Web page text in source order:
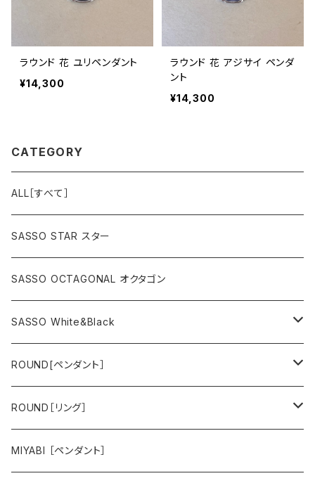
ラウンド 花 ユリペンダント
¥14,300
ラウンド 花 アジサイ ペンダ
ント
¥14,300
CATEGORY
ALL［すべて］
SASSO STAR スター
SASSO OCTAGONAL オクタゴン
SASSO White&Black
スター
オクタゴン
ROUND[ペンダント］
hana
animal
ROUND［リング］
hana
MIYABI ［ペンダント］